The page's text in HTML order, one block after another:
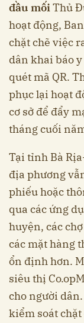
đầu mốiThủ
hoạt động,
chặt chẽ việc
dân khai báo
quét mã QR.
phục lại hoạt
cơ sở để đẩy
tháng cuối
Tại tỉnh Bà
địa phương
phiếu hoặc
qua các ứng
huyện, các
các mặt hàng
ổn định hơn.
siêu thị
cho người
kiểm soát